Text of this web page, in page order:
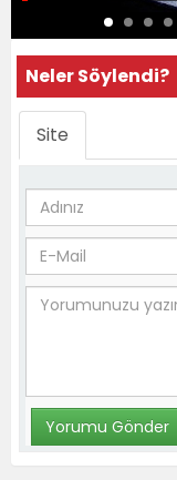
Neler Söylendi?
Site